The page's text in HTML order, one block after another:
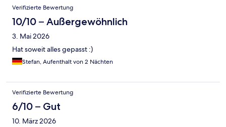
Verifizierte Bewertung
10/10 – Außergewöhnlich
3. Mai 2026
Hat soweit alles gepasst :)
Stefan, Aufenthalt von 2 Nächten
Verifizierte Bewertung
6/10 – Gut
10. März 2026